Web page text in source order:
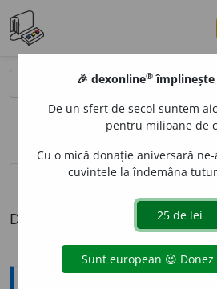
definiții (1)
Definiția cu ID-ul 341350:
Explicative DEX
🎉 dexonline® împlinește
De un sfert de secol suntem
pentru milioane de
Cu o mică donație aniversară
cuvintele la îndemâna